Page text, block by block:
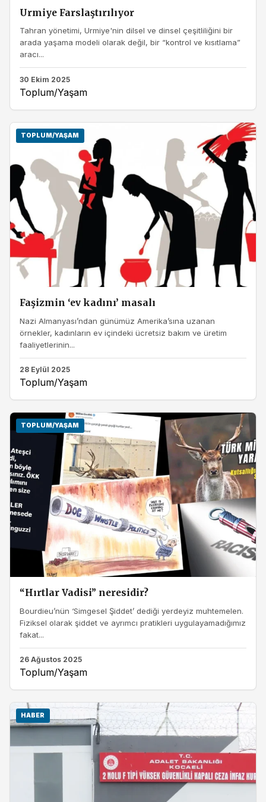
Urmiye Farslaştırılıyor
Tahran yönetimi, Urmiye'nin dilsel ve dinsel çeşitliliğini bir
arada yaşama modeli olarak değil, bir “kontrol ve kısıtlama”
aracı...
30 Ekim 2025
Toplum/Yaşam
TOPLUM/YAŞAM
Faşizmin ‘ev kadını’ masalı
Nazi Almanyası’ndan günümüz Amerika’sına uzanan
örnekler, kadınların ev içindeki ücretsiz bakım ve üretim
faaliyetlerinin...
28 Eylül 2025
Toplum/Yaşam
TOPLUM/YAŞAM
“Hırtlar Vadisi” neresidir?
Bourdieu’nün ‘Simgesel Şiddet’ dediği yerdeyiz muhtemelen.
Fiziksel olarak şiddet ve ayrımcı pratikleri uygulayamadığımız
fakat...
26 Ağustos 2025
Toplum/Yaşam
HABER